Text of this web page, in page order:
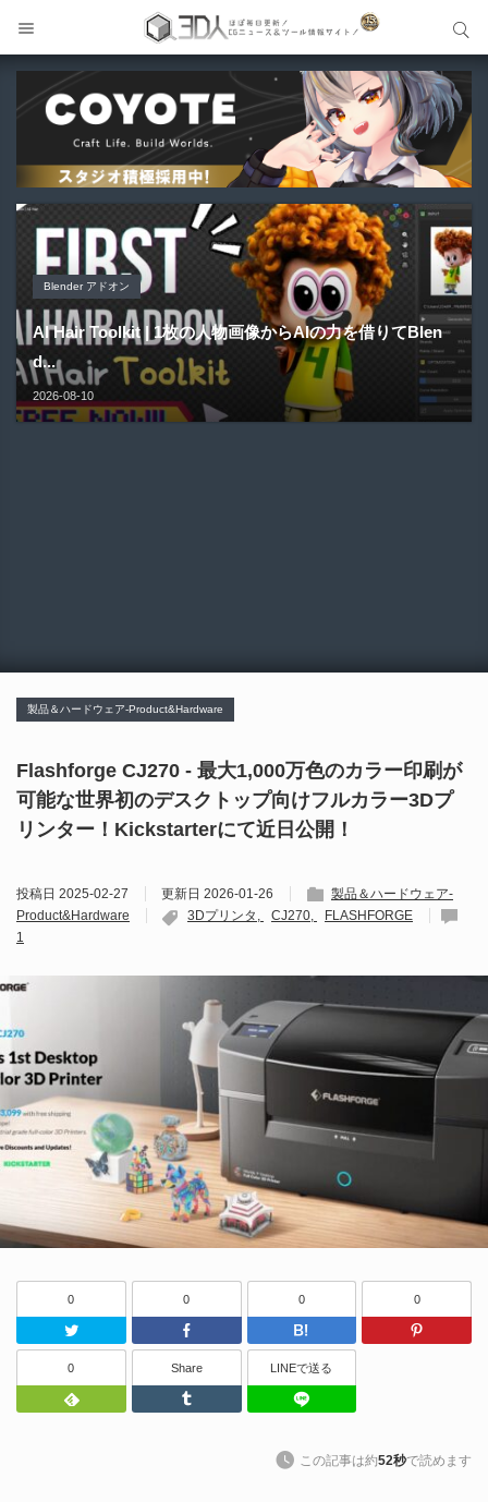
Blender アドオン
AI Hair Toolkit | 1枚の人物画像からAIの力を借りてBlen
d...
2026-08-10
Blender アドオン
OldSchool Controller Add-on | ビューポート操作用G...
2026-08-10
Blender アドオン
Atlas2Mesh | テクスチャアトラス内のアルファ形状を自
動検出＆シルエッ...
2026-08-10
製品＆ハードウェア-Product&Hardware
QIDI Plus5 | 320mm角の大型造形＆65℃チャンバー加熱
に対応した...
2026-08-10
Unity アセット
NonToon - lilToon開発者による新たなキャラクター向け
シェーダー！...
2026-08-09
製品＆ハードウェア-Product&Hardware
Flashforge CJ270 - 最大1,000万色のカラー印刷が
可能な世界初のデスクトップ向けフルカラー3Dプ
リンター！Kickstarterにて近日公開！
投稿日 2025-02-27 更新日 2026-01-26
製品＆ハードウェア-
Product&Hardware
3Dプリンタ CJ270
FLASHFORGE
1
0
Twitter
0
Facebook
0
はてなブッ
0
0
Feedly
Share
Tumblr
LINEで送る
この記事は約52秒で読めます
サイト内検索